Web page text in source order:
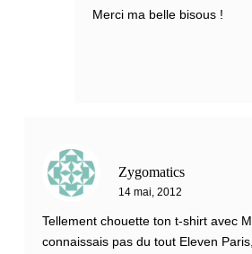
Merci ma belle bisous !
Zygomatics
14 mai, 2012
Tellement chouette ton t-shirt avec
connaissais pas du tout Eleven